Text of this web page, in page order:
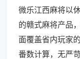
微乐江西麻将以
的赣式麻将产品
面覆盖省内玩家
番数计算，无严